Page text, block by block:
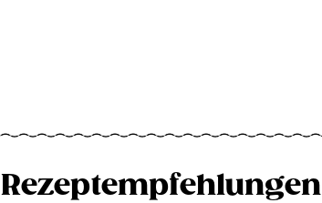
Rezeptempfehlungen